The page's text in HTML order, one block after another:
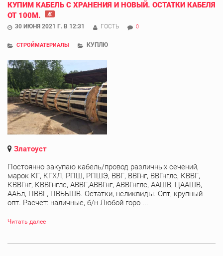
КУПИМ КАБЕЛЬ С ХРАНЕНИЯ И НОВЫЙ. ОСТАТКИ КАБЕЛЯ
ОТ 100М.
30 ИЮНЯ 2021 Г. В 12:31 ГОСТЬ 0
СТРОЙМАТЕРИАЛЫ КУПЛЮ
Златоуст
Постоянно закупаю кабель/провод различных сечений,
марок КГ, КГХЛ, РПШ, РПШЭ, ВВГ, ВВГнг, ВВГнглс, КВВГ,
КВВГнг, КВВГнглс, АВВГ,АВВГнг, АВВГнглс, ААШВ, ЦААШВ,
ААБл, ПВВГ, ПВББШВ. Остатки, неликвиды. Опт, крупный
опт. Расчет: наличные, б/н Любой горо ...
Читать далее